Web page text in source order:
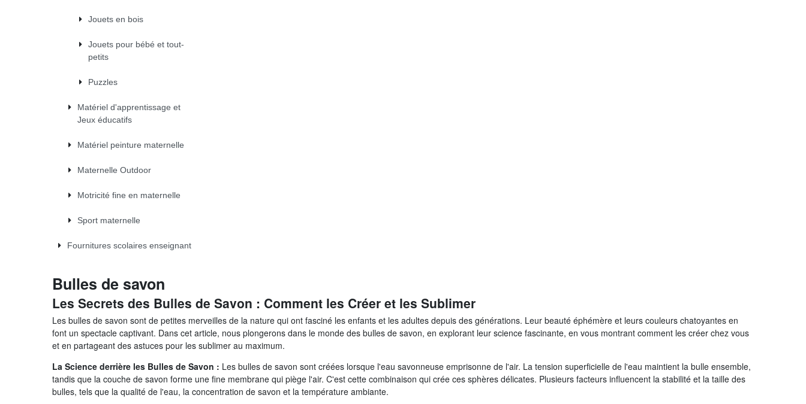
Jouets en bois
Jouets pour bébé et tout-
petits
Puzzles
Matériel d'apprentissage et
Jeux éducatifs
Matériel peinture maternelle
Maternelle Outdoor
Motricité fine en maternelle
Sport maternelle
Fournitures scolaires enseignant
Bulles de savon
Les Secrets des Bulles de Savon : Comment les Créer et les Sublimer
Les bulles de savon sont de petites merveilles de la nature qui ont fasciné les enfants et les adultes depuis des générations. Leur beauté éphémère et leurs couleurs chatoyantes en
font un spectacle captivant. Dans cet article, nous plongerons dans le monde des bulles de savon, en explorant leur science fascinante, en vous montrant comment les créer chez vous
et en partageant des astuces pour les sublimer au maximum.
La Science derrière les Bulles de Savon : Les bulles de savon sont créées lorsque l'eau savonneuse emprisonne de l'air. La tension superficielle de l'eau maintient la bulle ensemble,
tandis que la couche de savon forme une fine membrane qui piège l'air. C'est cette combinaison qui crée ces sphères délicates. Plusieurs facteurs influencent la stabilité et la taille des
bulles, tels que la qualité de l'eau, la concentration de savon et la température ambiante.